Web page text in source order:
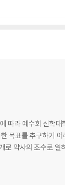
forces and
따라 예수회 신학대
목표를 추구하기
로 약사의 조수로 일